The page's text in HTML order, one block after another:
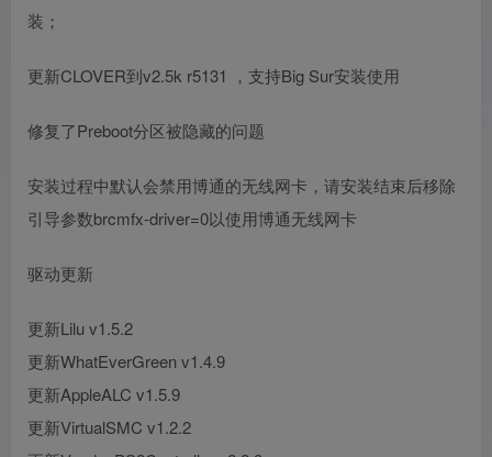
装；
更新CLOVER到v2.5k r5131 ，支持Big Sur安装使用
修复了Preboot分区被隐藏的问题
安装过程中默认会禁用博通的无线网卡，请安装结束后移除
引导参数brcmfx-driver=0以使用博通无线网卡
驱动更新
更新Lilu v1.5.2
更新WhatEverGreen v1.4.9
更新AppleALC v1.5.9
更新VirtualSMC v1.2.2